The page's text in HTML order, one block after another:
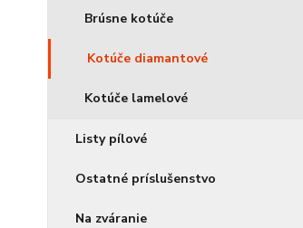
Brúsne kotúče
Kotúče diamantové
Kotúče lamelové
Listy pílové
Ostatné príslušenstvo
Na zváranie